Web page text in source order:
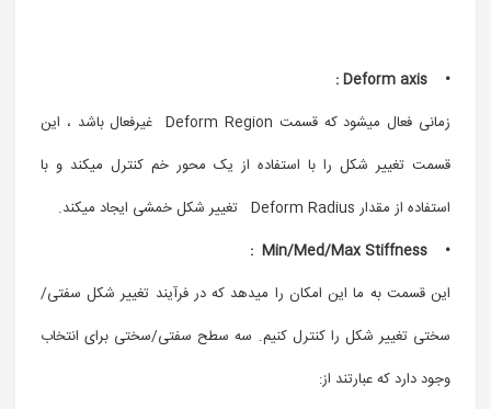
• Deform axis :
زمانی فعال میشود که قسمت Deform Region غیرفعال باشد ، این
قسمت تغییر شکل را با استفاده از یک محور خم کنترل میکند و با
استفاده از مقدار Deform Radius تغییر شکل خمشی ایجاد میکند.
• Min/Med/Max Stiffness :
این قسمت به ما این امکان را میدهد که در فرآیند تغییر شکل سفتی/
سختی تغییر شکل را کنترل کنیم. سه سطح سفتی/سختی برای انتخاب
وجود دارد که عبارتند از: